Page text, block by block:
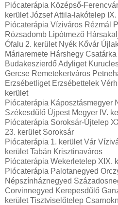
Piócaterápia Középső-
kerület József Attila-lakótelep
Piócaterápia Víziváros Rézmál
Rózsadomb Lipótmező
Ófalu 2. kerület Nyék Kővár
Máriaremete Hárshegy
Budakeszierdő Adyliget
Gercse Remetekertváros
Erzsébetliget Erzsébettelek
kerület
Piócaterápia Káposztásmegyer
Székesdűlő Újpest Megyer IV.
Piócaterápia Soroksár-Újtelep
23. kerület Soroksár
Piócaterápia 1. kerület Vár
kerület Tabán Krisztinaváros
Piócaterápia Wekerletelep XIX.
Piócaterápia Palotanegyed
Népszínháznegyed
Corvinnegyed Kerepesdűlő
kerület Tisztviselőtelep